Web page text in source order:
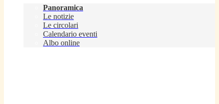
Panoramica
Le notizie
Le circolari
Calendario eventi
Albo online